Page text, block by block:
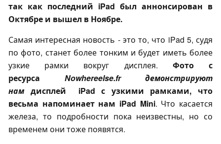
так как последний iPad был аннонсирован в
Октябре и вышел в Ноябре.
Самая интересная новость - это то, что iPad 5, судя
по фото, станет более тонким и будет иметь более
узкие рамки вокруг дисплея. Фото с
ресурса Nowhereelse.fr демонстрируют
намдисплей iPad с узкими рамками, что
весьма напоминает нам iPad Mini. Что касается
железа, то подробности пока неизвестны, но со
временем они тоже появятся.